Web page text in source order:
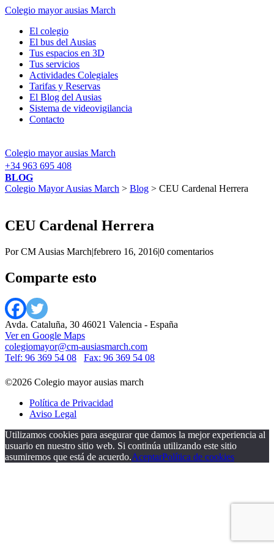
Colegio mayor ausias March
El colegio
El bus del Ausias
Tus espacios en 3D
Tus servicios
Actividades Colegiales
Tarifas y Reservas
El Blog del Ausias
Sistema de videovigilancia
Contacto
Colegio mayor ausias March
+34 963 695 408
BLOG
Colegio Mayor Ausias March > Blog > CEU Cardenal Herrera
CEU Cardenal Herrera
Por CM Ausias March|febrero 16, 2016|0 comentarios
Comparte esto
Avda. Cataluña, 30 46021 Valencia - España
Ver en Google Maps
colegiomayor@cm-ausiasmarch.com
Telf: 96 369 54 08
Fax: 96 369 54 08
©2026 Colegio mayor ausias march
Política de Privacidad
Aviso Legal
Utilizamos cookies para asegurar que damos la mejor experiencia al
usuario en nuestro sitio web. Si continúa utilizando este sitio
asumiremos que está de acuerdo.AceptarPolítica de cookies